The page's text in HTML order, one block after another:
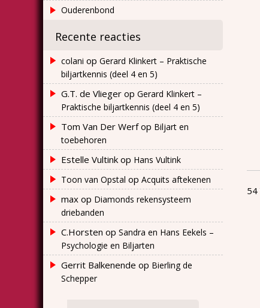
54
Ouderenbond
Recente reacties
colani op Gerard Klinkert – Praktische
biljartkennis (deel 4 en 5)
G.T. de Vlieger op Gerard Klinkert –
Praktische biljartkennis (deel 4 en 5)
Tom Van Der Werfop Biljart en
toebehoren
Estelle Vultink op Hans Vultink
Toon van Opstal op Acquits aftekenen
max op Diamonds rekensysteem
driebanden
C.Horsten op Sandra en Hans Eekels –
Psychologie en Biljarten
Gerrit Balkenende op Bierling de
Schepper